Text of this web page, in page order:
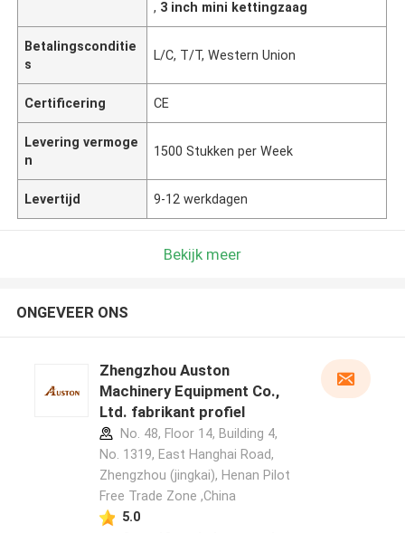
Laat een bericht achter
, 3 inch mini kettingzaag
Betalingsconditie
s
L/C, T/T, Western Union
Certificering CE
Levering vermoge
n
1500 Stukken per Week
Levertijd 9-12 werkdagen
Bekijk meer
ONGEVEER ONS
Zhengzhou Auston
Machinery Equipment Co.,
Ltd. fabrikant profiel
No. 48, Floor 14, Building 4,
No. 1319, East Hanghai Road,
Zhengzhou (jingkai), Henan Pilot
Free Trade Zone ,China
5.0